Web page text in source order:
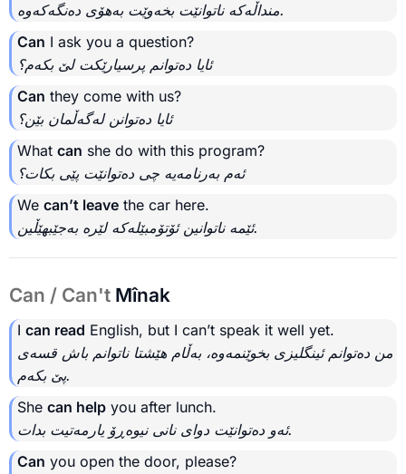
منداڵەکە ناتوانێت بخەوێت بەهۆی دەنگەکەوە.
Can I ask you a question?
ئایا دەتوانم پرسیارێکت لێ بکەم؟
Can they come with us?
ئایا دەتوانن لەگەڵمان بێن؟
What can she do with this program?
ئەم بەرنامەیە چی دەتوانێت پێی بکات؟
We can’t leave the car here.
ئێمە ناتوانین ئۆتۆمبێلەکە لێرە بەجێبهێڵین.
Can / Can't Mînak
I can read English, but I can’t speak it well yet.
من دەتوانم ئینگلیزی بخوێنمەوە، بەڵام هێشتا ناتوانم باش قسەی
پێ بکەم.
She can help you after lunch.
ئەو دەتوانێت دوای نانی نیوەڕۆ یارمەتیت بدات.
Can you open the door, please?